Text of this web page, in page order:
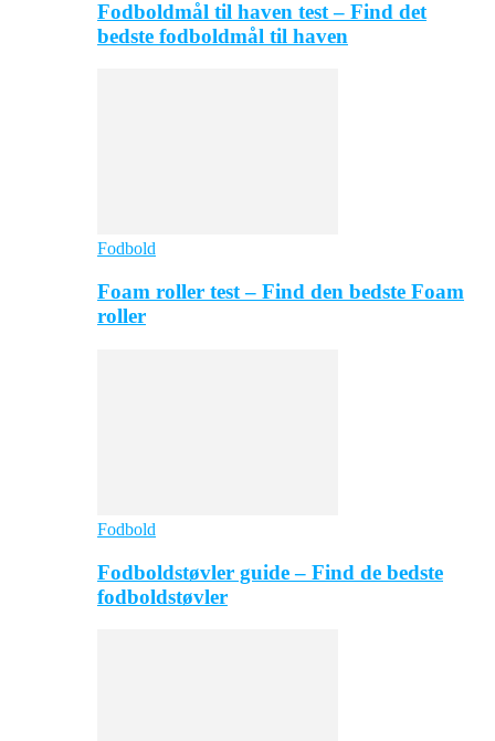
Fodboldmål til haven test – Find det
bedste fodboldmål til haven
Fodbold
Foam roller test – Find den bedste Foam
roller
Fodbold
Fodboldstøvler guide – Find de bedste
fodboldstøvler